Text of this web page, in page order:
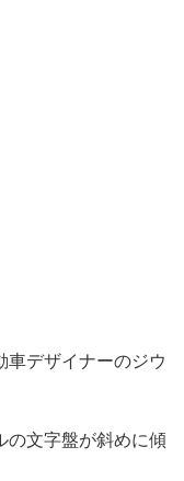
車デザイナーのジウ
の文字盤が斜めに傾